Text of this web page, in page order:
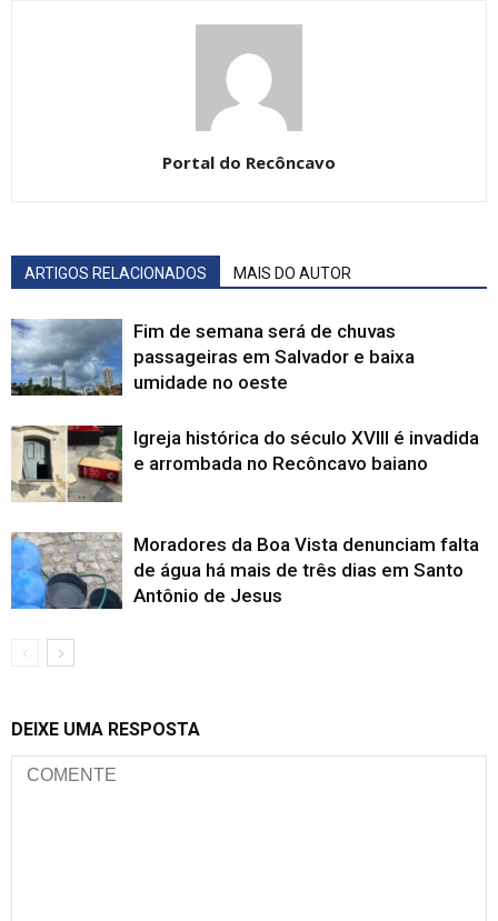
Portal do Recôncavo
ARTIGOS RELACIONADOS MAIS DO AUTOR
Fim de semana será de chuvas
passageiras em Salvador e baixa
umidade no oeste
Igreja histórica do século XVIII é invadida
e arrombada no Recôncavo baiano
Moradores da Boa Vista denunciam falta
de água há mais de três dias em Santo
Antônio de Jesus
DEIXE UMA RESPOSTA